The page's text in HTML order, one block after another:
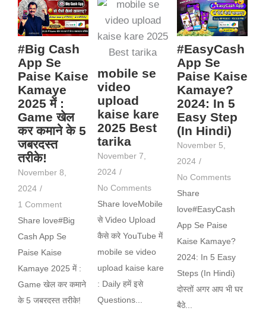
#Big Cash
App Se
Paise Kaise
Kamaye
2025 में :
Game खेल
कर कमाने के 5
जबरदस्त
तरीके!
November 8,
2024 /
1 Comment
Share love#Big
Cash App Se
Paise Kaise
Kamaye 2025 में :
Game खेल कर कमाने
के 5 जबरदस्त तरीके!
mobile se
video
upload
kaise kare
2025 Best
tarika
November 7,
2024 /
No Comments
Share loveMobile
से Video Upload
कैसे करे YouTube में
mobile se video
upload kaise kare
: Daily हमें इसे
Questions...
#EasyCash
App Se
Paise Kaise
Kamaye?
2024: In 5
Easy Step
(In Hindi)
November 5,
2024 /
No Comments
Share
love#EasyCash
App Se Paise
Kaise Kamaye?
2024: In 5 Easy
Steps (In Hindi)
दोस्तों अगर आप भी घर
बैठे...